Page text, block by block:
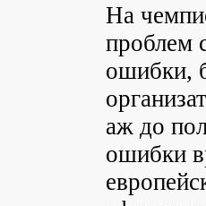
На
проблем
ошибки,
аж до
ошибки